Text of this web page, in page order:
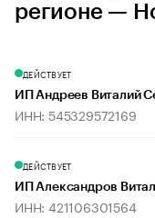
регионе —
ДЕЙСТВУЕТ
ИП Андреев Виталий
ИНН: 545329572169
ДЕЙСТВУЕТ
ИП Александров
ИНН: 421106301564